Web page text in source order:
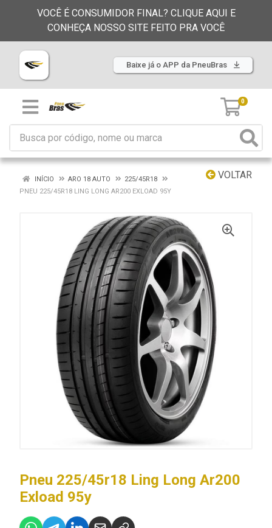
VOCÊ É CONSUMIDOR FINAL? CLIQUE AQUI E
CONHEÇA NOSSO SITE FEITO PRA VOCÊ
Baixe já o APP da PneuBras
0
VOLTAR
INÍCIO ARO 18 AUTO
225/45R18
PNEU 225/45R18 LING LONG AR200 EXLOAD 95Y
Pneu 225/45r18 Ling Long Ar200
Exload 95y